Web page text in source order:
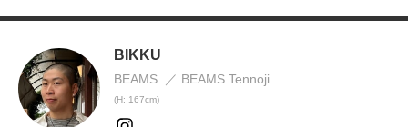
BIKKU
BEAMS BEAMS Tennoji
(H: 167cm)